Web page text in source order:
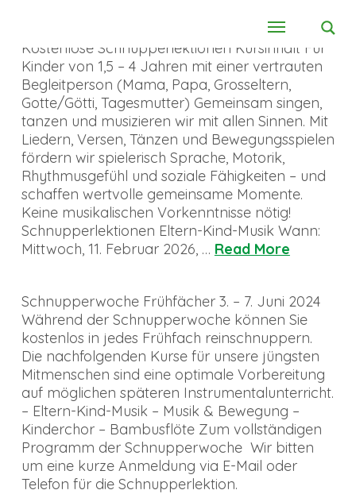
Kostenlose Schnupperlektionen Kursinhalt Für
Kinder von 1,5 – 4 Jahren mit einer vertrauten
Begleitperson (Mama, Papa, Grosseltern,
Gotte/Götti, Tagesmutter) Gemeinsam singen,
tanzen und musizieren wir mit allen Sinnen. Mit
Liedern, Versen, Tänzen und Bewegungsspielen
fördern wir spielerisch Sprache, Motorik,
Rhythmusgefühl und soziale Fähigkeiten – und
schaffen wertvolle gemeinsame Momente.
Keine musikalischen Vorkenntnisse nötig!
Schnupperlektionen Eltern-Kind-Musik Wann:
Mittwoch, 11. Februar 2026, … Read More
Schnupperwoche Frühfächer 3. – 7. Juni 2024
Während der Schnupperwoche können Sie
kostenlos in jedes Frühfach reinschnuppern.
Die nachfolgenden Kurse für unsere jüngsten
Mitmenschen sind eine optimale Vorbereitung
auf möglichen späteren Instrumentalunterricht.
– Eltern-Kind-Musik – Musik & Bewegung –
Kinderchor – Bambusflöte Zum vollständigen
Programm der Schnupperwoche Wir bitten
um eine kurze Anmeldung via E-Mail oder
Telefon für die Schnupperlektion.